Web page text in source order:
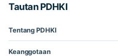
Tautan PDHKI
Tentang PDHKI
Keanggotaan